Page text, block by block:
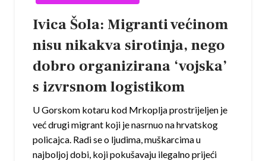
Ivica Šola: Migranti većinom
nisu nikakva sirotinja, nego
dobro organizirana ‘vojska’
s izvrsnom logistikom
U Gorskom kotaru kod Mrkoplja prostrijeljen je
već drugi migrant koji je nasrnuo na hrvatskog
policajca. Radi se o ljudima, muškarcima u
najboljoj dobi, koji pokušavaju ilegalno prijeći